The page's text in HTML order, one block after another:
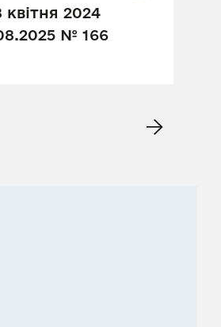
2024
№ 166